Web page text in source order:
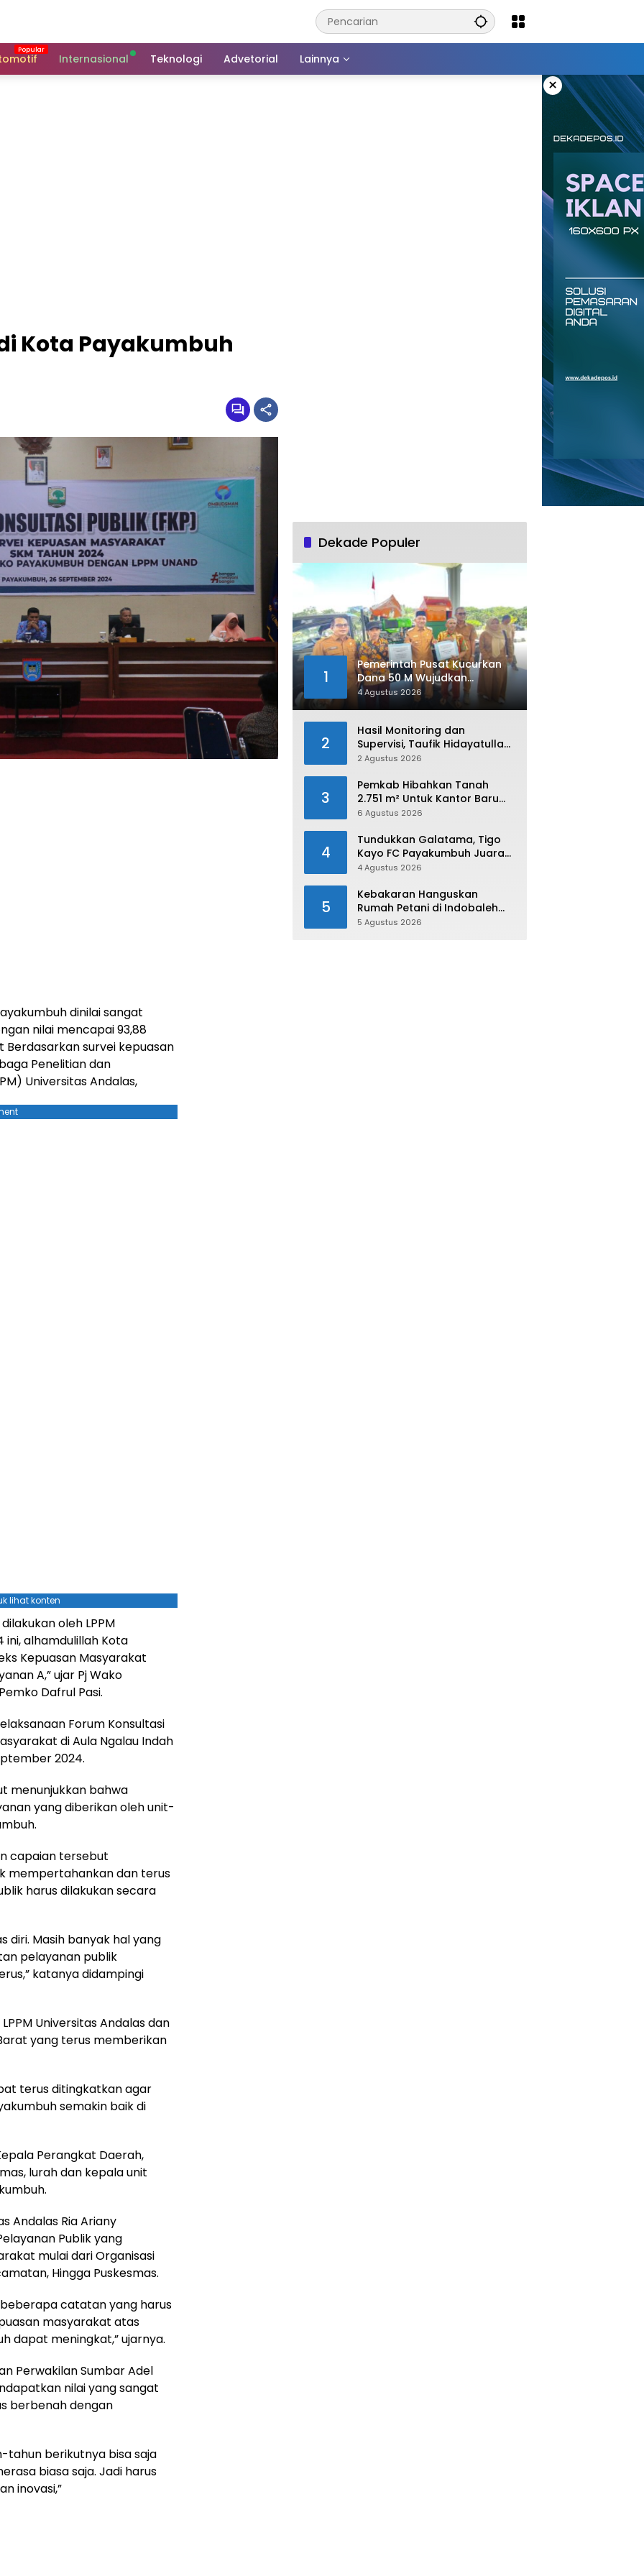
Internasional Teknologi Advetorial Lainnya
×
Kota Payakumbuh
dinilai sangat
nilai mencapai 93,88
survei kepuasan
Penelitian dan
Universitas Andalas,
lihat konten
oleh LPPM
ini, alhamdulillah Kota
Kepuasan Masyarakat
A,” ujar Pj Wako
Dafrul Pasi.
Forum Konsultasi
di Aula Ngalau Indah
2024.
menunjukkan bahwa
yang diberikan oleh unit-
capaian tersebut
mempertahankan dan terus
harus dilakukan secara
diri. Masih banyak hal yang
pelayanan publik
katanya didampingi
Universitas Andalas dan
yang terus memberikan
terus ditingkatkan agar
semakin baik di
Perangkat Daerah,
lurah dan kepala unit
Andalas Ria Ariany
Publik yang
mulai dari Organisasi
Hingga Puskesmas.
catatan yang harus
masyarakat atas
dapat meningkat,” ujarnya.
Perwakilan Sumbar Adel
nilai yang sangat
berbenah dengan
tahun berikutnya bisa saja
biasa saja. Jadi harus
inovasi,”
Dekade Populer
1
Pemerintah Pusat Kucurkan
Dana 50 M Wujudkan
Swasembada dan Ketahanan
Pangan di Kabupaten 50 Kota
4 Agustus 2026
2
Hasil Monitoring dan
Supervisi, Taufik Hidayatullah:
Limapuluh Kota Siap Kirimkan
Porprov Sumbar 2026
2 Agustus 2026
3
Pemkab Hibahkan Tanah
2.751 m² Untuk Kantor Baru
Kejaksaan Negeri Limapuluh
6 Agustus 2026
4
Tundukkan Galatama, Tigo
Kayo FC Payakumbuh Juara
Piala Walikota Payakumbuh
4 Agustus 2026
5
Kebakaran Hanguskan
Rumah Petani di Indobaleh
Timur
5 Agustus 2026